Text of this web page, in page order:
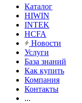
Каталог
HIWIN
INTEK
HCFA
Новости
Услуги
База знаний
Как купить
Компания
Контакты
...